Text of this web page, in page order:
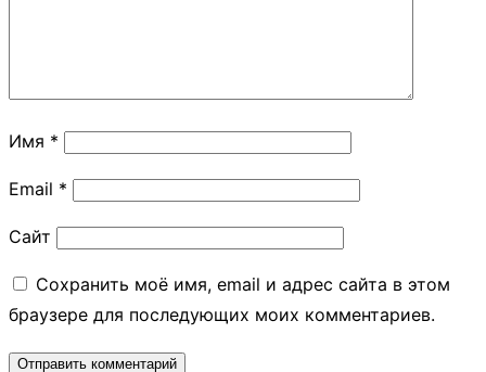
Имя *
Email *
Сайт
Сохранить моё имя, email и адрес сайта в этом
браузере для последующих моих комментариев.